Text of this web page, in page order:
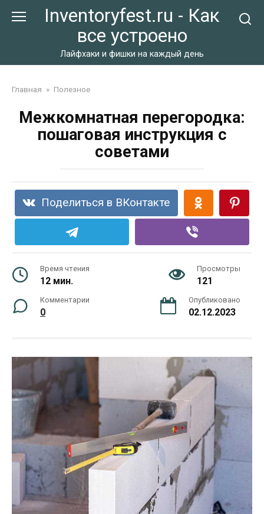
Inventoryfest.ru - Как
все устроено
Лайфхаки и фишки на каждый день
Главная » Полезное
Межкомнатная перегородка:
пошаговая инструкция с
советами
Поделиться в ВКонтакте
Время чтения
12 мин.
Просмотры
121
Комментарии
0
Опубликовано
02.12.2023